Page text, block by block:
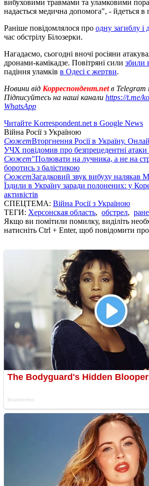
вибуховими травмами та уламковими
надається медична допомога", - йдеться в
Раніше повідомлялося про одну загиблу і
час обстрілу Білозерки.
Нагадаємо, сьогодні вночі росіяни
дронами-камікадзе. Повітряні сили збили
падіння уламків в Одесі є жертви.
Новини від Корреспондент.netв Telegram
Підписуйтесь на наші канали https://t.me/
WhatsApp
Читайте Korrespondent.net в Google News
Війна Росії з Україною
СюжетВторгнення Росії в Україну.
УЧХ повідомив про безпрецедентні
Сюжет"Полювати на лучника, а не на
боротись з балістикою
СюжетЗагадковий звук вибуху налякав
Їздили в Україну заради полонених: у
активістів
СПЕЦТЕМА: Війна Росії з Україною
ТЕГИ: Херсонская область, обстрел,
Якщо ви помітили помилку, виділіть
натисніть Ctrl + Enter, щоб повідомити